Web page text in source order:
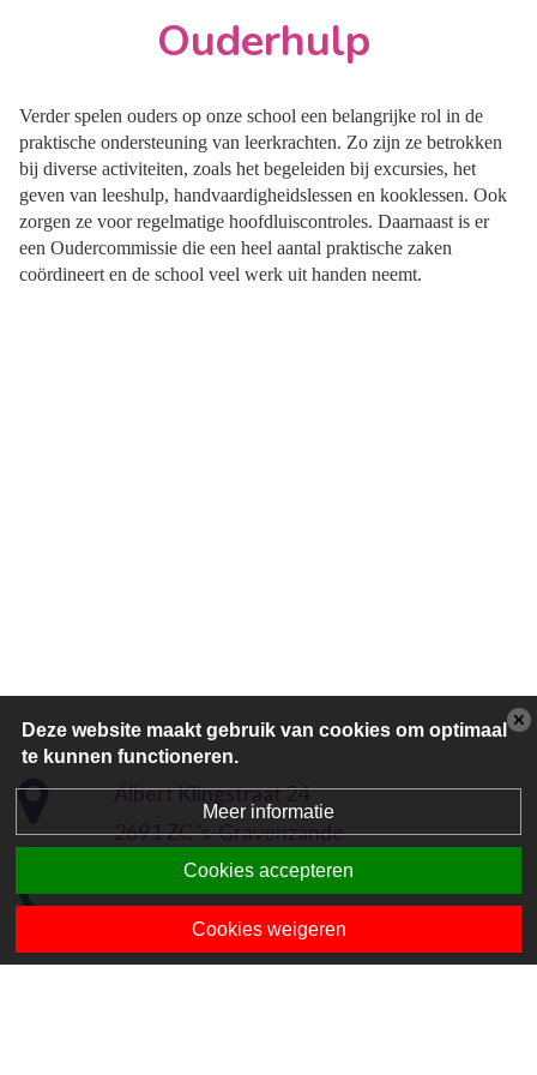
Ouderhulp
Verder spelen ouders op onze school een belangrijke rol in de
praktische ondersteuning van leerkrachten. Zo zijn ze betrokken
bij diverse activiteiten, zoals het begeleiden bij excursies, het
geven van leeshulp, handvaardigheidslessen en kooklessen. Ook
zorgen ze voor regelmatige hoofdluiscontroles. Daarnaast is er
een Oudercommissie die een heel aantal praktische zaken
coördineert en de school veel werk uit handen neemt.
Albert Klingstraat 24
2691 ZC 's-Gravenzande
0174-415187
Deze website maakt gebruik van cookies om optimaal
te kunnen functioneren.
Meer informatie
Cookies accepteren
Cookies weigeren